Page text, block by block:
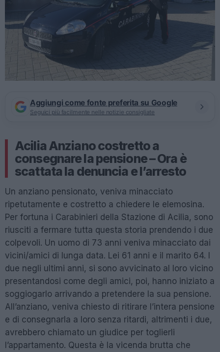
Aggiungi come fonte preferita su Google
Seguici più facilmente nelle notizie consigliate
Acilia Anziano costretto a
consegnare la pensione – Ora è
scattata la denuncia e l’arresto
Un anziano pensionato, veniva minacciato
ripetutamente e costretto a chiedere le elemosina.
Per fortuna i Carabinieri della Stazione di Acilia, sono
riusciti a fermare tutta questa storia prendendo i due
colpevoli. Un uomo di 73 anni veniva minacciato dai
vicini/amici di lunga data. Lei 61 anni e il marito 64. I
due negli ultimi anni, si sono avvicinato al loro vicino
presentandosi come degli amici, poi, hanno iniziato a
soggiogarlo arrivando a pretendere la sua pensione.
All’anziano, veniva chiesto di ritirare l’intera pensione
e di consegnarla a loro senza ritardi, altrimenti i due,
avrebbero chiamato un giudice per toglierli
l’appartamento. Questa è la vicenda brutta che